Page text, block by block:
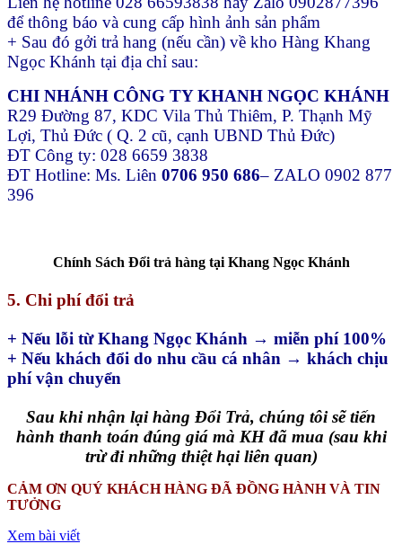
để thông báo và cung cấp hình ảnh sản phẩm
+ Sau đó gởi trả hang (nếu cần) về kho Hàng Khang
Ngọc Khánh tại địa chỉ sau:
CHI NHÁNH CÔNG TY KHANH NGỌC KHÁNH
R29 Đường 87, KDC Vila Thủ Thiêm, P. Thạnh Mỹ
Lợi, Thủ Đức ( Q. 2 cũ, cạnh UBND Thủ Đức)
ĐT Công ty: 028 6659 3838
ĐT Hotline: Ms. Liên 0706 950 686– ZALO 0902 877
396
Chính Sách Đổi trả hàng tại Khang Ngọc Khánh
5. Chi phí đổi trả
+ Nếu lỗi từ Khang Ngọc Khánh → miễn phí 100%
+ Nếu khách đổi do nhu cầu cá nhân → khách chịu
phí vận chuyển
Sau khi nhận lại hàng Đổi Trả, chúng tôi sẽ tiến
hành thanh toán đúng giá mà KH đã mua (sau khi
trừ đi những thiệt hại liên quan)
CẢM ƠN QUÝ KHÁCH HÀNG ĐÃ ĐỒNG HÀNH VÀ TIN
TƯỞNG
Xem bài viết